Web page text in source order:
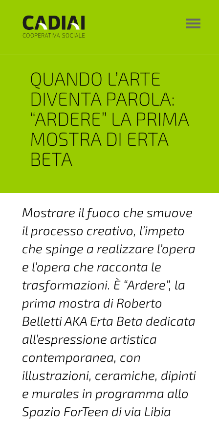
QUANDO L’ARTE
DIVENTA PAROLA:
“ARDERE” LA PRIMA
MOSTRA DI ERTA
BETA
Mostrare il fuoco che smuove
il processo creativo, l’impeto
che spinge a realizzare l’opera
e l’opera che racconta le
trasformazioni. È “Ardere”, la
prima mostra di Roberto
Belletti AKA Erta Beta dedicata
all’espressione artistica
contemporanea, con
illustrazioni, ceramiche, dipinti
e murales in programma allo
Spazio ForTeen di via Libia